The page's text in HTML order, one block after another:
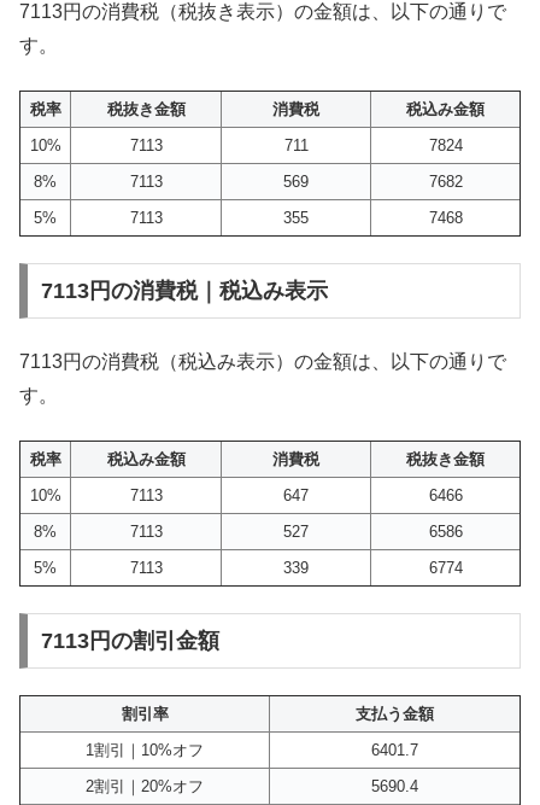
7113円の消費税（税抜き表示）の金額は、以下の通りで
す。
税率 税抜き金額 消費税
税込み金額
10%
7113 711
7824
8%
7113 569
7682
5%
7113 355 7468
7113円の消費税｜税込み表示
7113円の消費税（税込み表示）の金額は、以下の通りで
す。
税率 税込み金額 消費税
税抜き金額
10%
7113 647
6466
8%
7113 527
6586
5%
7113 339 6774
7113円の割引金額
割引率
支払う金額
1割引｜10%オフ
6401.7
2割引｜20%オフ
5690.4